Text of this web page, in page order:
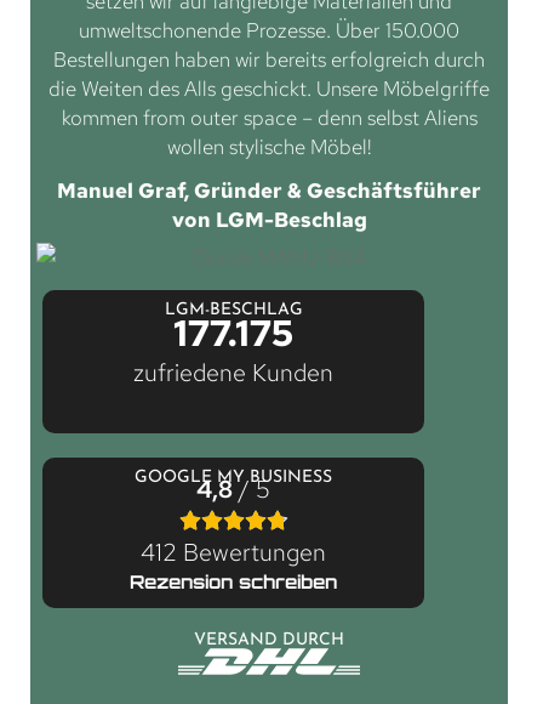
umweltschonende Prozesse. Über 150.000
Bestellungen haben wir bereits erfolgreich durch
die Weiten des Alls geschickt. Unsere Möbelgriffe
kommen from outer space – denn selbst Aliens
wollen stylische Möbel!
Manuel Graf, Gründer & Geschäftsführer
von LGM-Beschlag
LGM-BESCHLAG
177.175
zufriedene Kunden
GOOGLE MY BUSINESS
4,8/ 5
412 Bewertungen
Rezension schreiben
VERSAND DURCH